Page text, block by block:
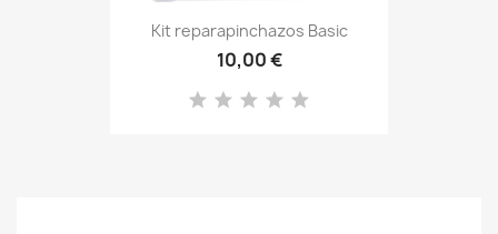
Kit reparapinchazos Basic
10,00 €